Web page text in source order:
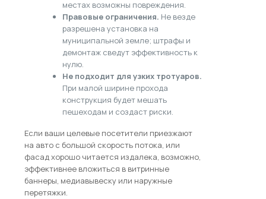
местах возможны повреждения.
Правовые ограничения. Не везде
разрешена установка на
муниципальной земле; штрафы и
демонтаж сведут эффективность к
нулю.
Не подходит для узких тротуаров.
При малой ширине прохода
конструкция будет мешать
пешеходам и создаст риски.
Если ваши целевые посетители приезжают
на авто с большой скорость потока, или
фасад хорошо читается издалека, возможно,
эффективнее вложиться в витринные
баннеры, медиавывеску или наружные
перетяжки.